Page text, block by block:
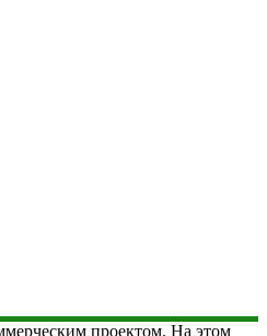
проектом. На этом